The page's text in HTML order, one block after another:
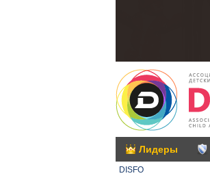
Лидеры
DISFO